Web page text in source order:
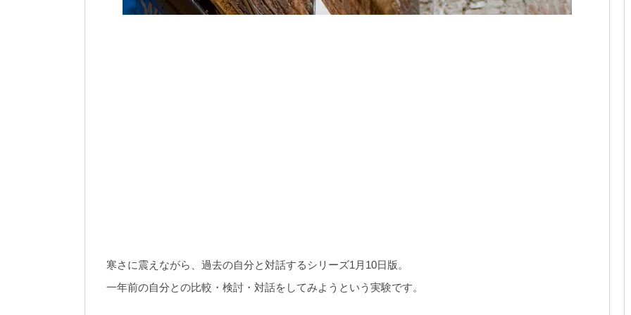
寒さに震えながら、過去の自分と対話するシリーズ1月10日版。
一年前の自分との比較・検討・対話をしてみようという実験です。